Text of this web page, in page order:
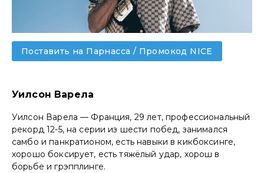
Поставить на Парнасса / Промокод NICE
Уилсон Варела
Уилсон Варела — Франция, 29 лет, профессиональный
рекорд 12-5, на серии из шести побед, занимался
самбо и панкратионом, есть навыки в кикбоксинге,
хорошо боксирует, есть тяжёлый удар, хорош в
борьбе и грэпплинге.